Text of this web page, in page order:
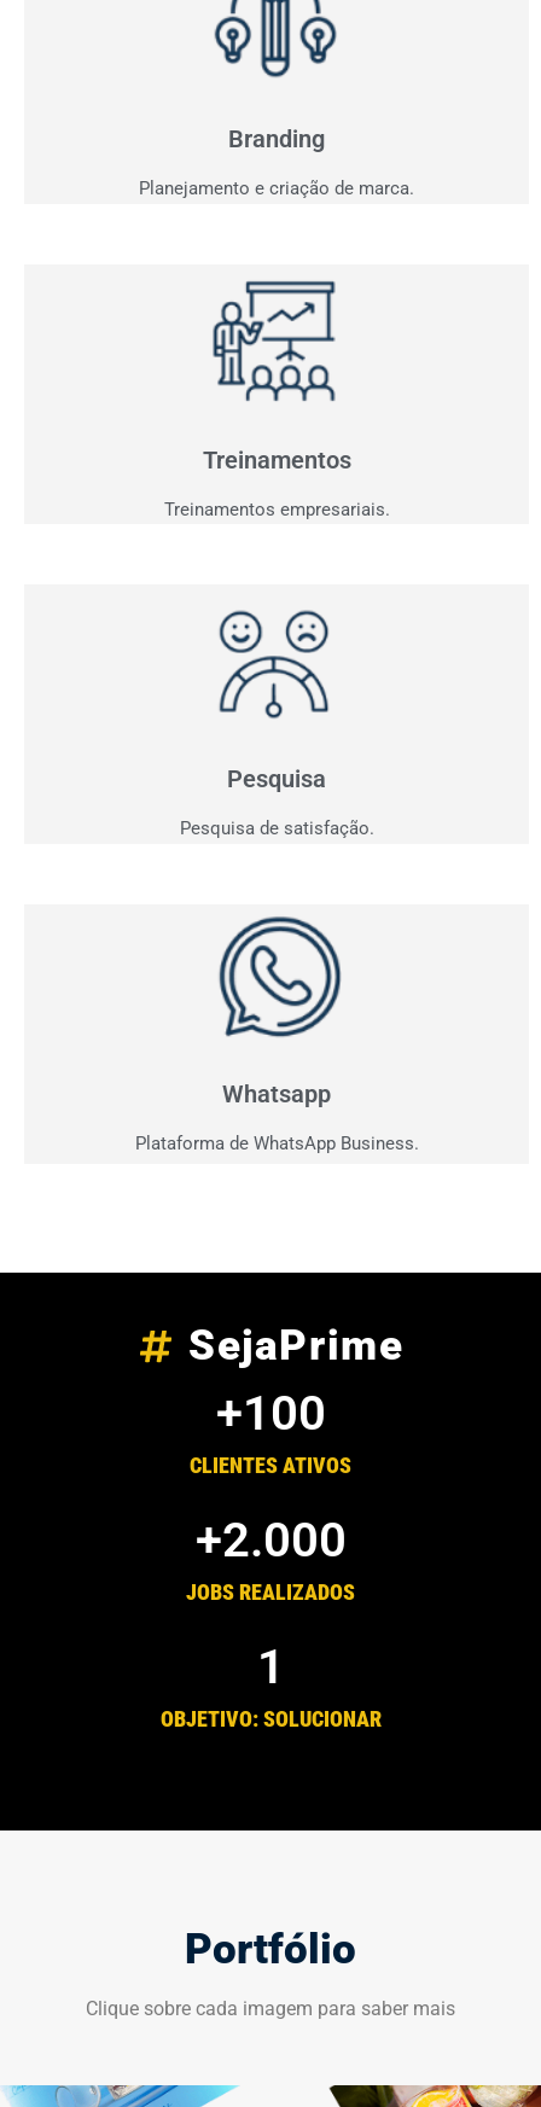
Branding
Planejamento e criação de marca.
Sua marca fala com seu consumidor? Entendemos o
Treinamentos
Treinamentos empresariais.
Agora que você já tem clientes interessados,
Pesquisa
Pesquisa de satisfação.
Pesquisa de Satisfação
Entender para atender e consequentemente vender!
Whatsapp
Plataforma de WhatsApp Business.
Acompanhe em tempo real todas as conversas da sua
SejaPrime
CLIENTES ATIVOS
+100
JOBS REALIZADOS
+2.000
OBJETIVO: SOLUCIONAR
1
Portfólio
Clique sobre cada imagem para saber mais